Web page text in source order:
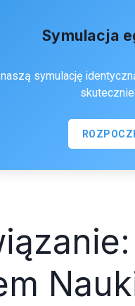
Symulacja
symulację